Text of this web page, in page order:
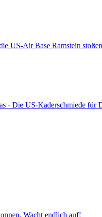
US-Air Base Ramstein
- Die US-Kaderschmiede für
Wacht endlich auf!